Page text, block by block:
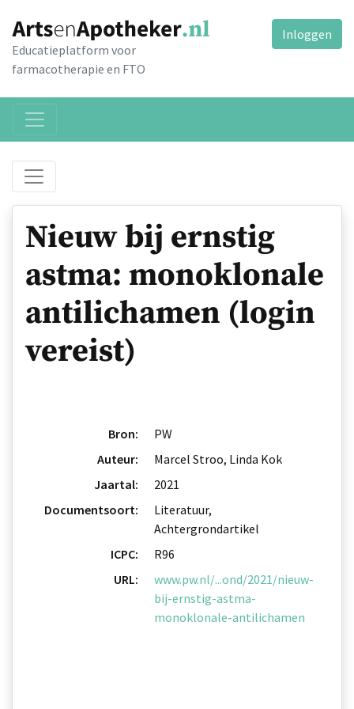
Educatieplatform voor
farmacotherapie en FTO
Inloggen
Nieuw bij ernstig
astma: monoklonale
antilichamen (login
vereist)
Bron:
PW
Auteur:
Marcel Stroo, Linda Kok
Jaartal:
2021
Documentsoort:
Literatuur,
Achtergrondartikel
ICPC:
R96
URL:
www.pw.nl/...ond/2021/nieuw-
bij-ernstig-astma-
monoklonale-antilichamen